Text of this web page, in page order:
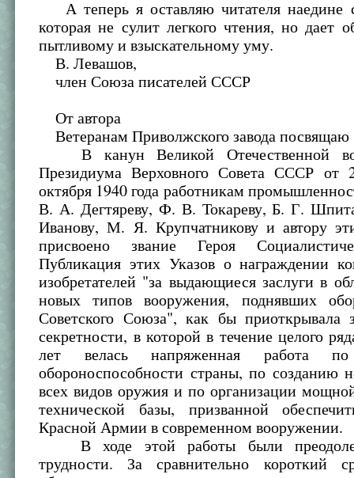
А теперь я оставляю читателя наедине
которая не сулит легкого чтения, но дает
пытливому и взыскательному уму.
В. Левашов,
член Союза писателей СССР
От автора
Ветеранам Приволжского завода посвящаю
В канун Великой Отечественной
Президиума Верховного Совета СССР от
октября 1940 года работникам
В. А. Дегтяреву, Ф. В. Токареву, Б. Г.
Иванову, М. Я. Крупчатникову и автору
присвоено звание Героя
Публикация этих Указов о награждении
изобретателей "за выдающиеся заслуги в
новых типов вооружения, поднявших
Советского Союза", как бы приоткрывала
секретности, в которой в течение целого
лет велась напряженная работа
обороноспособности страны, по созданию
всех видов оружия и по организации
технической базы, призванной
Красной Армии в современном вооружении.
В ходе этой работы были
трудности. За сравнительно короткий